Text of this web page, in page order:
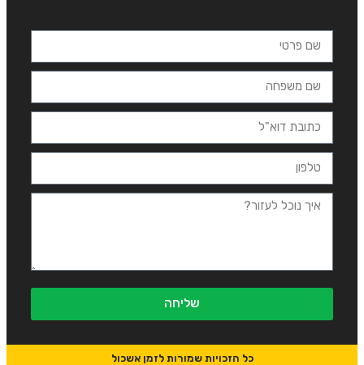
שליחה
כל הזכויות שמורות לזמן אשכול